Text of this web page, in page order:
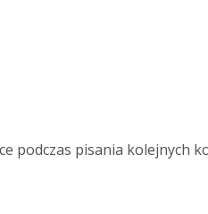
podczas pisania kolejnych